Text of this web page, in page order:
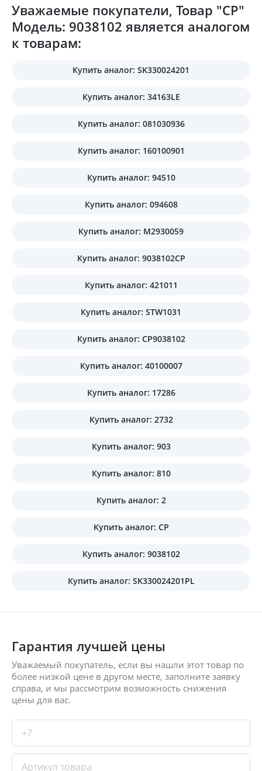
Уважаемые покупатели, Товар "CP"
Модель: 9038102 является аналогом
к товарам:
Купить аналог: SK330024201
Купить аналог: 34163LE
Купить аналог: 081030936
Купить аналог: 160100901
Купить аналог: 94510
Купить аналог: 094608
Купить аналог: M2930059
Купить аналог: 9038102CP
Купить аналог: 421011
Купить аналог: STW1031
Купить аналог: CP9038102
Купить аналог: 40100007
Купить аналог: 17286
Купить аналог: 2732
Купить аналог: 903
Купить аналог: 810
Купить аналог: 2
Купить аналог: CP
Купить аналог: 9038102
Купить аналог: SK330024201PL
Гарантия лучшей цены
Уважаемый покупатель, если вы нашли этот товар по
более низкой цене в другом месте, заполните заявку
справа, и мы рассмотрим возможность снижения
цены для вас.